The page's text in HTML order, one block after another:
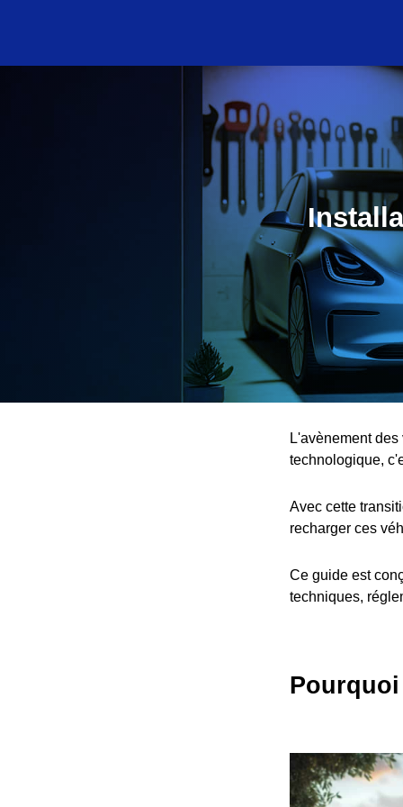
L'avènement
technologique,
Avec cette
recharger ces
Ce guide est
techniques,